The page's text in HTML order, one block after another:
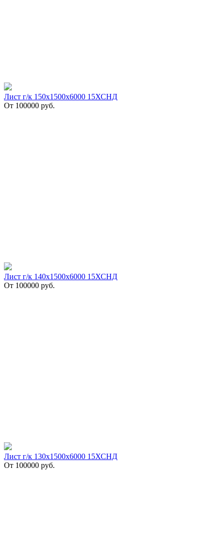
Лист г/к 150х1500х6000 15ХСНД
От 100000 руб.
Лист г/к 140х1500х6000 15ХСНД
От 100000 руб.
Лист г/к 130х1500х6000 15ХСНД
От 100000 руб.